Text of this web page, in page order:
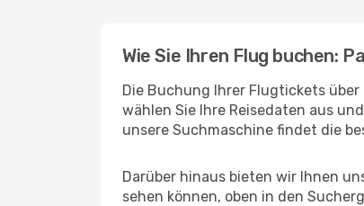
Wie Sie Ihren Flug buchen:
Die Buchung Ihrer Flugtickets
wählen Sie Ihre Reisedaten aus
unsere Suchmaschine findet die
Darüber hinaus bieten wir Ihnen
sehen können, oben in den